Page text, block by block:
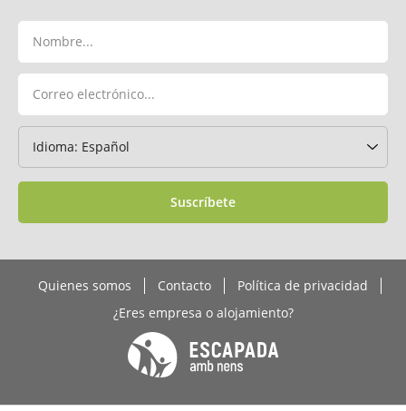
Suscríbete
Quienes somos Contacto
Política de privacidad
¿Eres empresa o alojamiento?